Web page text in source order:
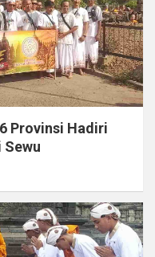
Provinsi Hadiri
Sewu